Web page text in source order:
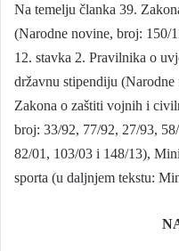
Na temelju članka 39.
(Narodne novine, broj: 150/
12. stavka 2. Pravilnika o
državnu stipendiju
Zakona o zaštiti vojnih i
broj: 33/92, 77/92, 27/93,
82/01, 103/03 i 148/13),
sporta (u daljnjem tekstu: